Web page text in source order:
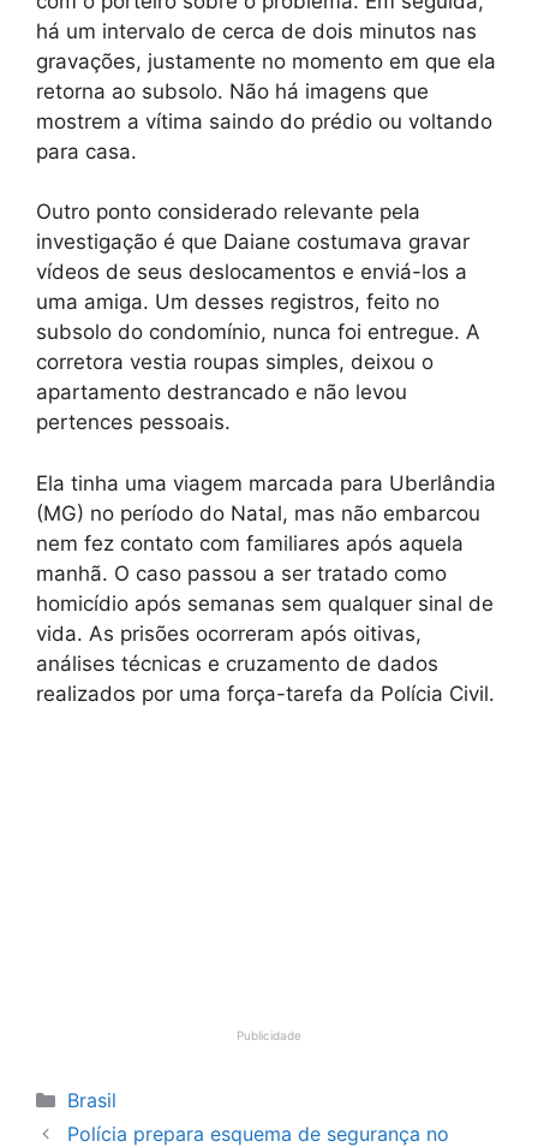
há um intervalo de cerca de dois minutos nas
gravações, justamente no momento em que ela
retorna ao subsolo. Não há imagens que
mostrem a vítima saindo do prédio ou voltando
para casa.
Outro ponto considerado relevante pela
investigação é que Daiane costumava gravar
vídeos de seus deslocamentos e enviá-los a
uma amiga. Um desses registros, feito no
subsolo do condomínio, nunca foi entregue. A
corretora vestia roupas simples, deixou o
apartamento destrancado e não levou
pertences pessoais.
Ela tinha uma viagem marcada para Uberlândia
(MG) no período do Natal, mas não embarcou
nem fez contato com familiares após aquela
manhã. O caso passou a ser tratado como
homicídio após semanas sem qualquer sinal de
vida. As prisões ocorreram após oitivas,
análises técnicas e cruzamento de dados
realizados por uma força-tarefa da Polícia Civil.
Publicidade
Categorias
Brasil
Polícia prepara esquema de segurança no